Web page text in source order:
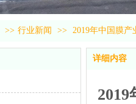
>> 行业新闻 >> 2019年中国膜
详细内容